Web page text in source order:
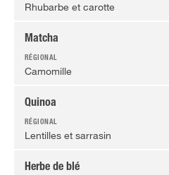
Rhubarbe et carotte
Matcha
Camomille
Quinoa
Lentilles et sarrasin
Herbe de blé